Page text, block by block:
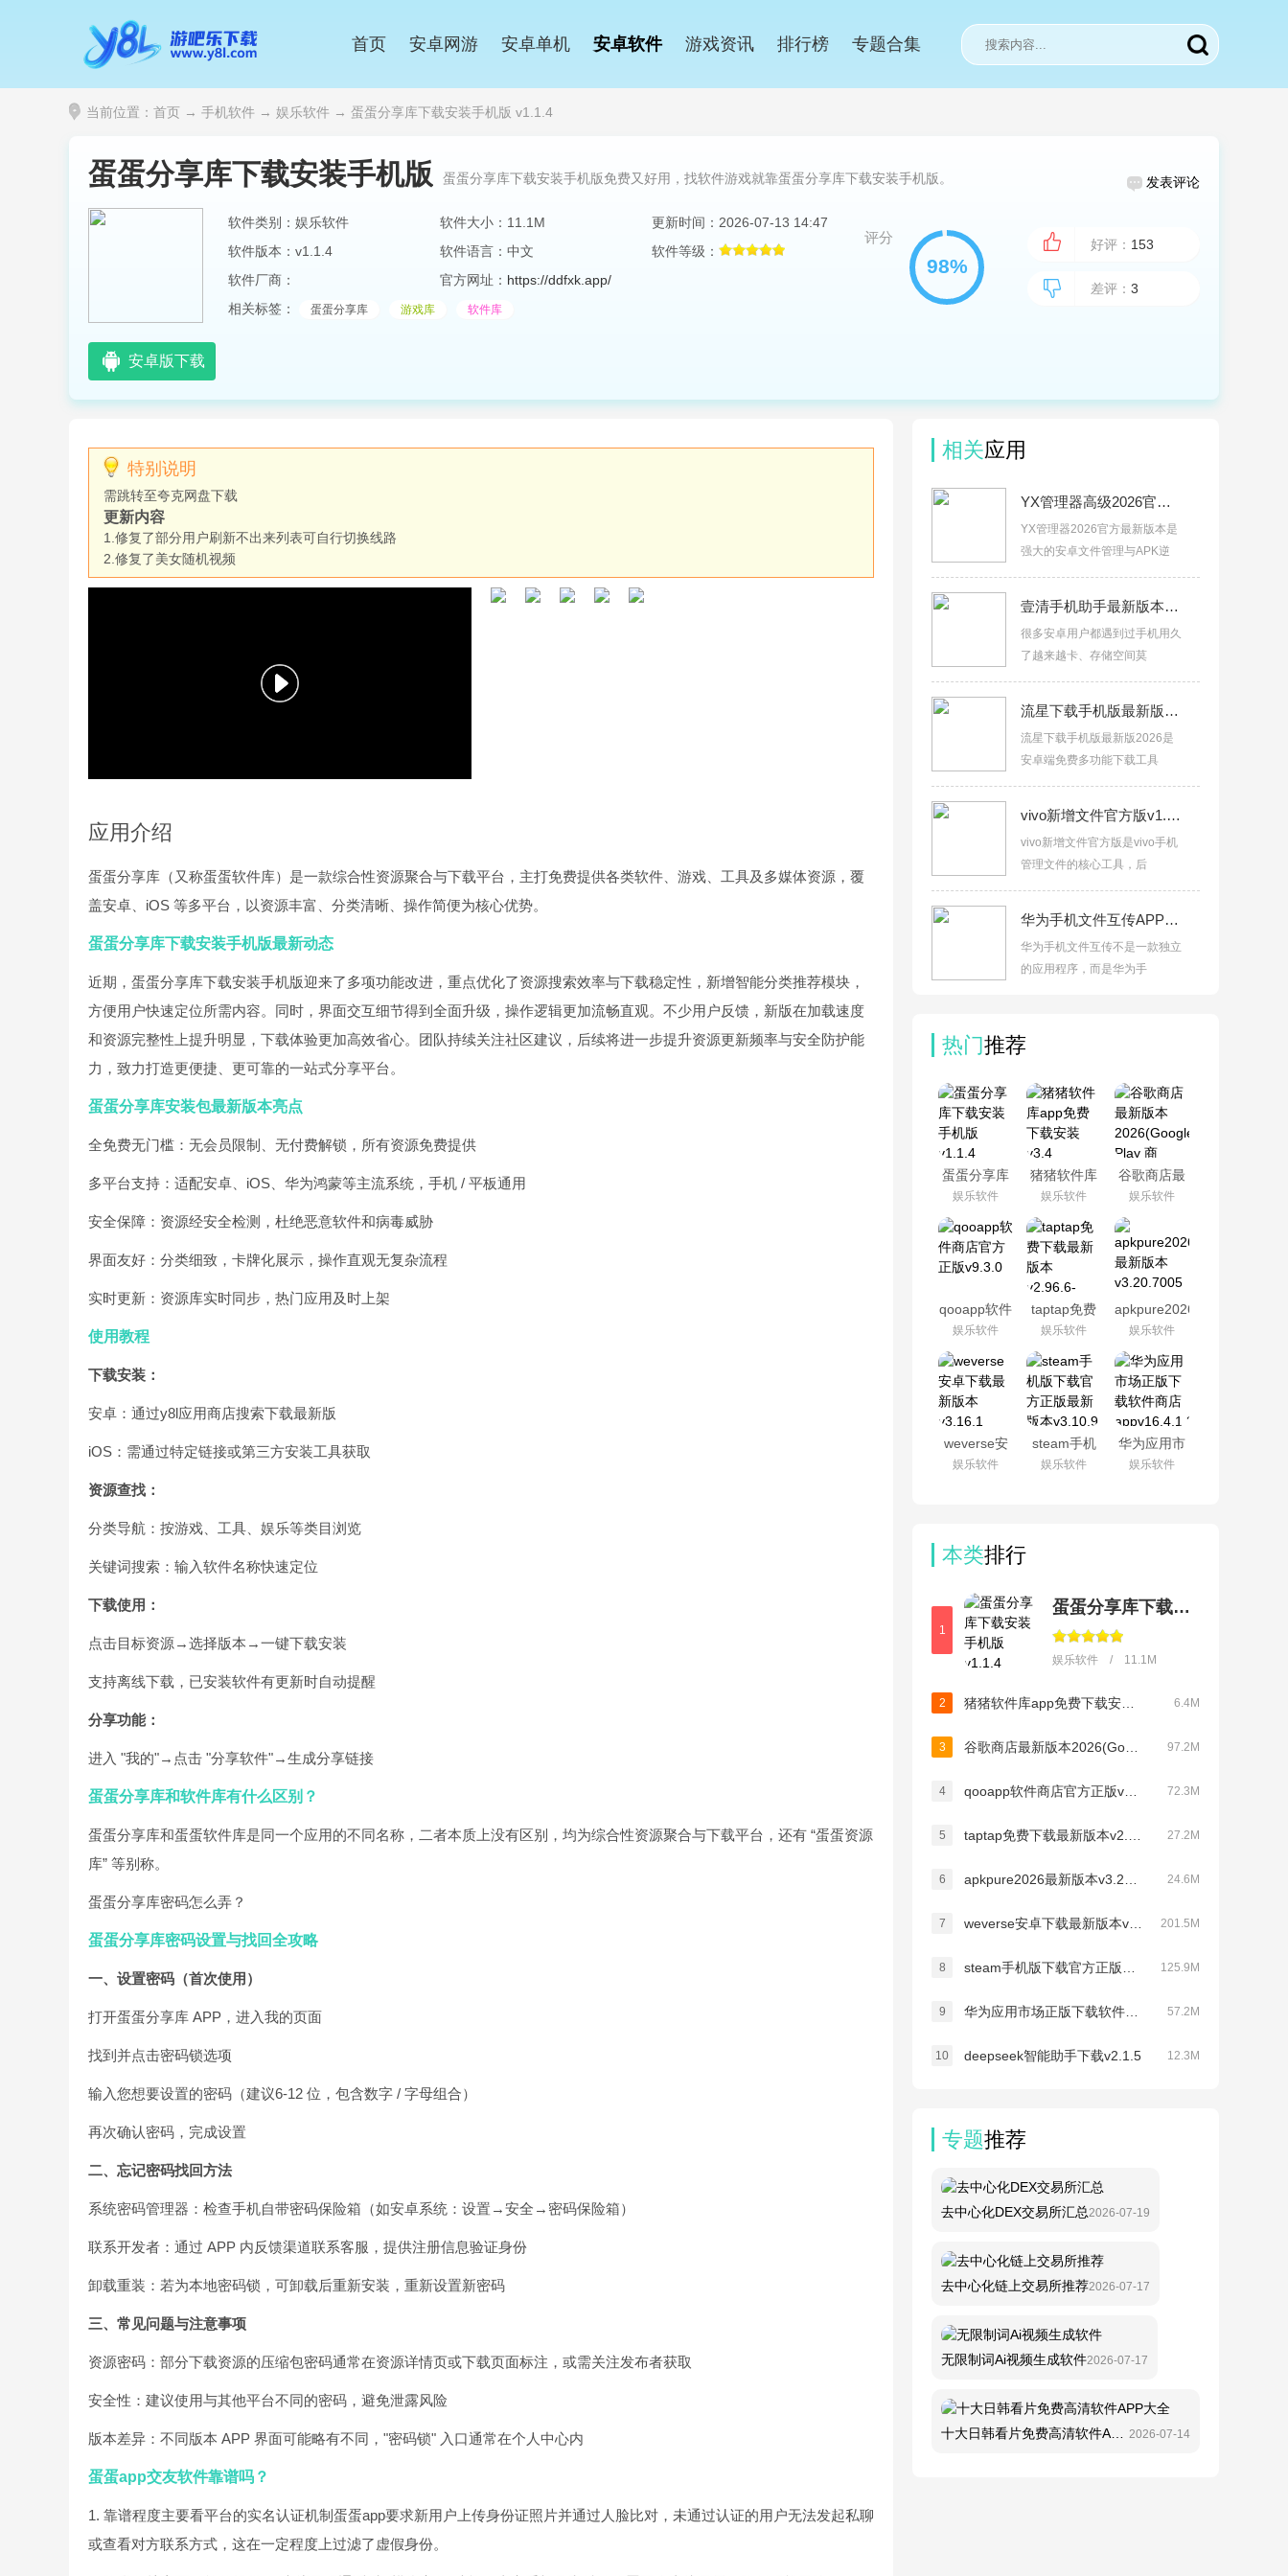
首页 安卓网游 安卓单机 安卓软件 游戏资讯 排行榜 专题合集
当前位置： 首页 → 手机软件 → 娱乐软件 → 蛋蛋分享库下载安装手机版 v1.1.4
蛋蛋分享库下载安装手机版 蛋蛋分享库下载安装手机版免费又好用，找软件游戏就靠蛋蛋分享库下载安装手机版。 发表评论
软件类别：娱乐软件 软件大小：11.1M
更新时间：2026-07-13 14:47
软件版本：v1.1.4
软件语言：中文
软件等级：
软件厂商：
官方网址： https://ddfxk.app/
相关标签：
蛋蛋分享库 游戏库 软件库
评分 好评： 153
差评： 3
安卓版下载
需跳转至夸克网盘下载
更新内容
1.修复了部分用户刷新不出来列表可自行切换线路
2.修复了美女随机视频
特别说明
应用介绍
蛋蛋分享库（又称蛋蛋软件库）是一款综合性资源聚合与下载平台，主打免费提供各类软件、游戏、工具及多媒体资源，覆
盖安卓、iOS 等多平台，以资源丰富、分类清晰、操作简便为核心优势。
蛋蛋分享库下载安装手机版最新动态
近期，蛋蛋分享库下载安装手机版迎来了多项功能改进，重点优化了资源搜索效率与下载稳定性，新增智能分类推荐模块，
方便用户快速定位所需内容。同时，界面交互细节得到全面升级，操作逻辑更加流畅直观。不少用户反馈，新版在加载速度
和资源完整性上提升明显，下载体验更加高效省心。团队持续关注社区建议，后续将进一步提升资源更新频率与安全防护能
力，致力打造更便捷、更可靠的一站式分享平台。
蛋蛋分享库安装包最新版本亮点
全免费无门槛：无会员限制、无付费解锁，所有资源免费提供
多平台支持：适配安卓、iOS、华为鸿蒙等主流系统，手机 / 平板通用
安全保障：资源经安全检测，杜绝恶意软件和病毒威胁
界面友好：分类细致，卡牌化展示，操作直观无复杂流程
实时更新：资源库实时同步，热门应用及时上架
使用教程
下载安装：
安卓：通过y8l应用商店搜索下载最新版
iOS：需通过特定链接或第三方安装工具获取
资源查找：
分类导航：按游戏、工具、娱乐等类目浏览
关键词搜索：输入软件名称快速定位
下载使用：
点击目标资源→选择版本→一键下载安装
支持离线下载，已安装软件有更新时自动提醒
分享功能：
进入 "我的"→点击 "分享软件"→生成分享链接
蛋蛋分享库和软件库有什么区别？
蛋蛋分享库和蛋蛋软件库是同一个应用的不同名称，二者本质上没有区别，均为综合性资源聚合与下载平台，还有 “蛋蛋资源
库” 等别称。
蛋蛋分享库密码怎么弄？
蛋蛋分享库密码设置与找回全攻略
一、设置密码（首次使用）
打开蛋蛋分享库 APP，进入我的页面
找到并点击密码锁选项
输入您想要设置的密码（建议6-12 位，包含数字 / 字母组合）
再次确认密码，完成设置
二、忘记密码找回方法
系统密码管理器：检查手机自带密码保险箱（如安卓系统：设置→安全→密码保险箱）
联系开发者：通过 APP 内反馈渠道联系客服，提供注册信息验证身份
卸载重装：若为本地密码锁，可卸载后重新安装，重新设置新密码
三、常见问题与注意事项
资源密码：部分下载资源的压缩包密码通常在资源详情页或下载页面标注，或需关注发布者获取
安全性：建议使用与其他平台不同的密码，避免泄露风险
版本差异：不同版本 APP 界面可能略有不同，"密码锁" 入口通常在个人中心内
蛋蛋app交友软件靠谱吗？
1. 靠谱程度主要看平台的实名认证机制蛋蛋app要求新用户上传身份证照片并通过人脸比对，未通过认证的用户无法发起私聊
或查看对方联系方式，这在一定程度上过滤了虚假身份。
相关应用
YX管理器高级2026官方最新版本v1.1.9.6
YX管理器2026官方最新版本是
强大的安卓文件管理与APK逆
壹清手机助手最新版本下载v4.0.8.1纯净版
很多安卓用户都遇到过手机用久
了越来越卡、存储空间莫
流星下载手机版最新版2026v1.0.3
流星下载手机版最新版2026是
安卓端免费多功能下载工具
vivo新增文件官方版v1.0.4.0
vivo新增文件官方版是vivo手机
管理文件的核心工具，后
华为手机文件互传APP下载安装v1.0.18官方版
华为手机文件互传不是一款独立
的应用程序，而是华为手
热门推荐
蛋蛋分享库
下载安装手
机版v1.1.4
娱乐软件
猪猪软件库
app免费下
载安装v3.4
娱乐软件
谷歌商店最
新版本
2026(Google
店)v51.9.17
娱乐软件
qooapp软件
商店官方正
版v9.3.0
娱乐软件
taptap免费
下载最新版
本v2.96.6-
rel.100600
娱乐软件
apkpure2026
最新版本
v3.20.7005
娱乐软件
weverse安
卓下载最新
版本v3.16.1
娱乐软件
steam手机
版下载官方
正版最新版
娱乐软件
华为应用市
场正版下载
软件商店
娱乐软件
本类排行
1
蛋蛋分享库下载安装手机版
娱乐软件 / 11.1M
2 6.4M
3 97.2M
4 72.3M
5 27.2M
6 24.6M
7 201.5M
8 125.9M
9 57.2M
10 deepseek智能助手下载v2.1.5 12.3M
专题推荐
去中心化DEX交易所汇总2026-07-19
去中心化链上交易所推荐2026-07-17
无限制词Ai视频生成软件2026-07-17
2026-07-14